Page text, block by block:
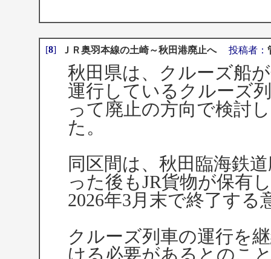
[8] ＪＲ奥羽本線の土崎～秋田港廃止へ投稿者：
秋田県は、クルーズ船
運行しているクルーズ
って廃止の方向で検討
た。
同区間は、秋田臨海鉄
った後もJR貨物が保有
2026年3月末で終了す
クルーズ列車の運行を